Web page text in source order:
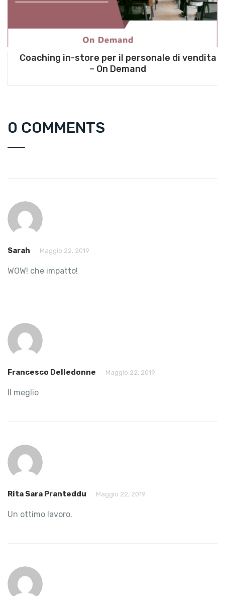
Coaching in-store per il personale di vendita
– On Demand
0 COMMENTS
Sarah Maggio 22, 2019
WOW! che impatto!
Francesco Delledonne Maggio 22, 2019
Il meglio
Rita Sara Pranteddu Maggio 22, 2019
Un ottimo lavoro.